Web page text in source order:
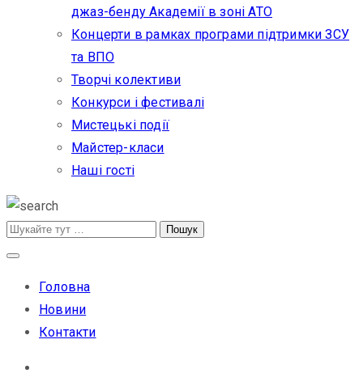
джаз-бенду Академії в зоні АТО
Концерти в рамках програми підтримки ЗСУ
та ВПО
Творчі колективи
Конкурси і фестивалі
Мистецькі події
Майстер-класи
Наші гості
Головна
Новини
Контакти